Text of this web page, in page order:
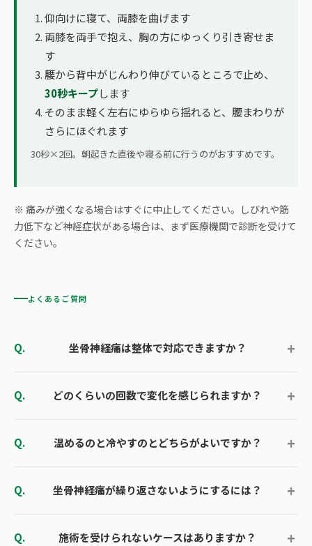
仰向けに寝て、両膝を曲げます
両膝を両手で抱え、胸の方にゆっくり引き寄せま
す
腰から背中がじんわり伸びているところで止め、
30秒キープします
そのまま軽く左右にゆらゆら揺れると、腰まわりが
さらにほぐれます
30秒×2回。朝起きた直後や寝る前に行うのがおすすめです。
※ 痛みが強くなる場合はすぐに中止してください。しびれや筋
力低下など神経症状がある場合は、まず医療機関で診断を受けて
ください。
よくあるご質問
坐骨神経痛は整体で対応できますか？
どのくらいの回数で変化を感じられますか？
温めるのと冷やすのとどちらがよいですか？
坐骨神経痛が繰り返さないようにするには？
施術を受けられないケースはありますか？